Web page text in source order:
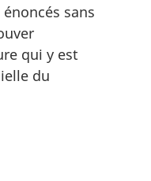
sans
qui y est
du